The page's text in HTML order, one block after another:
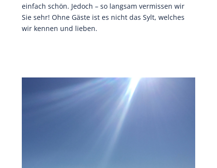
einfach schön. Jedoch – so langsam vermissen wir
Sie sehr! Ohne Gäste ist es nicht das Sylt, welches
wir kennen und lieben.